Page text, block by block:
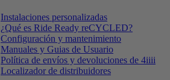
Instalaciones personalizadas
¿Qué es Ride Ready reCYCLED?
Configuración y mantenimiento
Manuales y Guias de Usuario
Política de envíos y devoluciones de 4iiii
Localizador de distribuidores